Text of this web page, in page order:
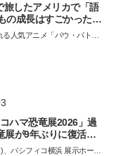
旅したアメリカで「語
の成長はすごかった」
・パトロール ザ・ダ
しい
人気アニメ「パウ・パトロ
ハマ恐竜展2026」過
展が9年ぶりに復活！
ポイントを完全ガイ
パシフィコ横浜 展示ホール